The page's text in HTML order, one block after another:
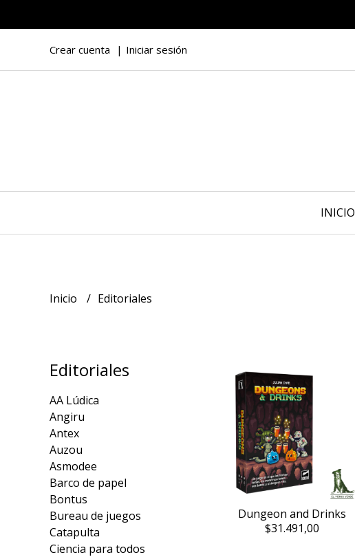
Crear cuenta Iniciar sesión
INICIO
Inicio Editoriales
Editoriales
AA Lúdica
Angiru
Antex
Auzou
Asmodee
Barco de papel
Bontus
Bureau de juegos
Catapulta
Ciencia para todos
Dungeon and Drinks
$31.491,00